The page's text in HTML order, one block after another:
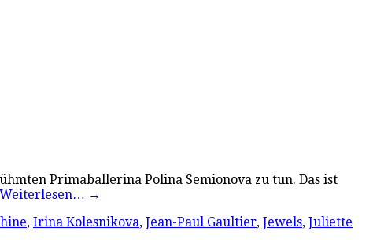
Primaballerina Polina Semionova zu tun. Das ist
Weiterlesen… →
, Irina Kolesnikova, Jean-Paul Gaultier, Jewels, Juliette